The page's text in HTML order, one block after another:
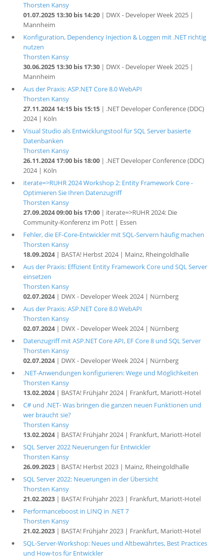
Thorsten Kansy
01.07.2025 13:30 bis 14:20| DWX - Developer Week 2025 |
Mannheim
Konfiguration, Dependency Injection & Loggen mit .NET richtig
nutzen
Thorsten Kansy
30.06.2025 13:30 bis 17:30| DWX - Developer Week 2025 |
Mannheim
Aus der Praxis: ASP.NET Core 8.0 WebAPI
Thorsten Kansy
27.11.2024 14:15 bis 15:15| .NET Developer Conference (DDC)
2024 | Köln
Visual Studio als Entwicklungstool für SQL Server basierte
Datenbanken
Thorsten Kansy
26.11.2024 17:00 bis 18:00| .NET Developer Conference (DDC)
2024 | Köln
iterate=>RUHR 2024 Workshop 2: Entity Framework Core -
Optimieren Sie Ihren Datenzugriff
Thorsten Kansy
27.09.2024 09:00 bis 17:00| iterate=>RUHR 2024: Die
Community-Konferenz im Pott | Essen
Fehler, die EF-Core-Entwickler mit SQL-Servern häufig machen
Thorsten Kansy
18.09.2024| BASTA! Herbst 2024 | Mainz, Rheingoldhalle
Aus der Praxis: Effizient Entity Framework Core und SQL Server
einsetzen
Thorsten Kansy
02.07.2024| DWX - Developer Week 2024 | Nürnberg
Aus der Praxis: ASP.NET Core 8.0 WebAPI
Thorsten Kansy
02.07.2024| DWX - Developer Week 2024 | Nürnberg
Datenzugriff mit ASP.NET Core API, EF Core 8 und SQL Server
Thorsten Kansy
02.07.2024| DWX - Developer Week 2024 | Nürnberg
.NET-Anwendungen konfigurieren: Wege und Möglichkeiten
Thorsten Kansy
13.02.2024| BASTA! Frühjahr 2024 | Frankfurt, Mariott-Hotel
C# und .NET- Was bringen die ganzen neuen Funktionen und
wer braucht sie?
Thorsten Kansy
13.02.2024| BASTA! Frühjahr 2024 | Frankfurt, Mariott-Hotel
SQL Server 2022 Neuerungen für Entwickler
Thorsten Kansy
26.09.2023| BASTA! Herbst 2023 | Mainz, Rheingoldhalle
SQL Server 2022: Neuerungen in der Übersicht
Thorsten Kansy
21.02.2023| BASTA! Frühjahr 2023 | Frankfurt, Mariott-Hotel
Performanceboost in LINQ in .NET 7
Thorsten Kansy
21.02.2023| BASTA! Frühjahr 2023 | Frankfurt, Mariott-Hotel
SQL-Server-Workshop: Neues und Altbewährtes, Best Practices
und How-tos für Entwickler